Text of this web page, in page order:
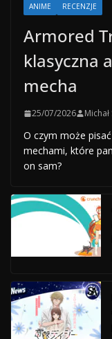
ANIME RECENZJE
Armored
klasyczna
mecha
25/07/2026
O czym może
mechami, które
on sam?